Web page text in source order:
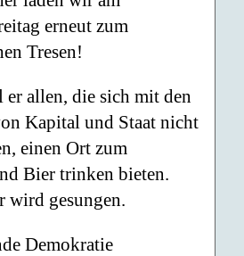
erneut zum
Tresen!
allen, die sich mit den
Kapital und Staat nicht
einen Ort zum
Bier trinken bieten.
wird gesungen.
Demokratie